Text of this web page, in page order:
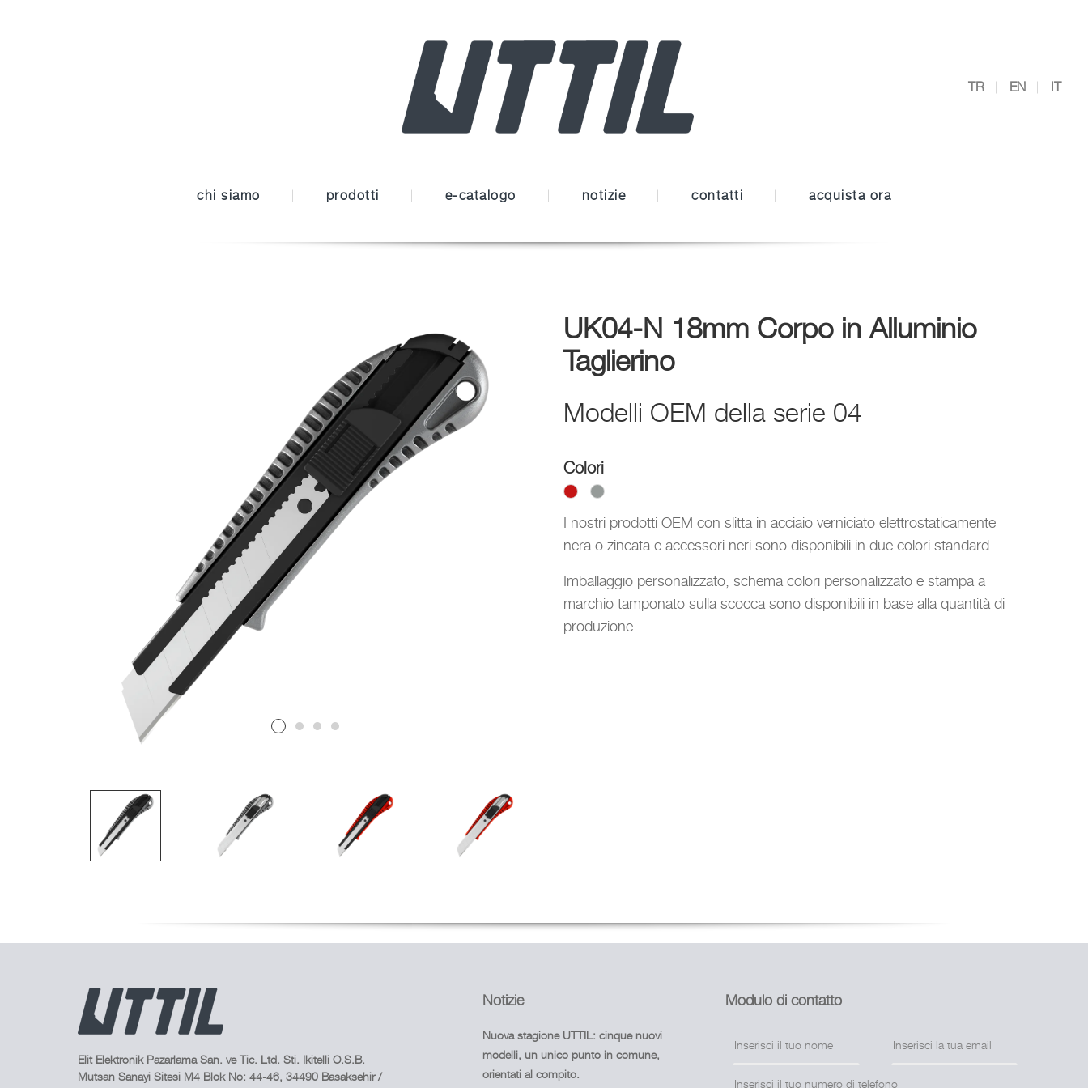
TR EN IT
chi siamo prodotti e-catalogo notizie contatti acquista ora
UK04-N 18mm Corpo in Alluminio
Taglierino
Modelli OEM della serie 04
Colori
I nostri prodotti OEM con slitta in acciaio verniciato elettrostaticamente
nera o zincata e accessori neri sono disponibili in due colori standard.
Imballaggio personalizzato, schema colori personalizzato e stampa a
marchio tamponato sulla scocca sono disponibili in base alla quantità di
produzione.
Elit Elektronik Pazarlama San. ve Tic. Ltd. Sti. Ikitelli O.S.B.
Mutsan Sanayi Sitesi M4 Blok No: 44-46, 34490 Basaksehir /
Notizie
Nuova stagione UTTIL: cinque nuovi
modelli, un unico punto in comune,
orientati al compito.
Modulo di contatto